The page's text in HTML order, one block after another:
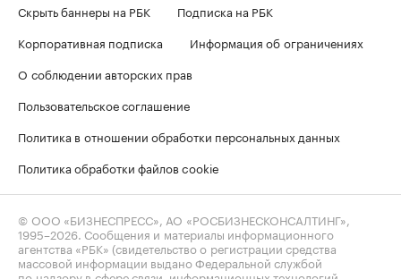
Скрыть баннеры на РБК
Подписка на РБК
Корпоративная подписка
Информация об ограничениях
О соблюдении авторских прав
Пользовательское соглашение
Политика в отношении обработки персональных данных
Политика обработки файлов cookie
© ООО «БИЗНЕСПРЕСС», АО «РОСБИЗНЕСКОНСАЛТИНГ»,
1995–2026 . Сообщения и материалы информационного
агентства «РБК» (свидетельство о регистрации средства
массовой информации выдано Федеральной службой